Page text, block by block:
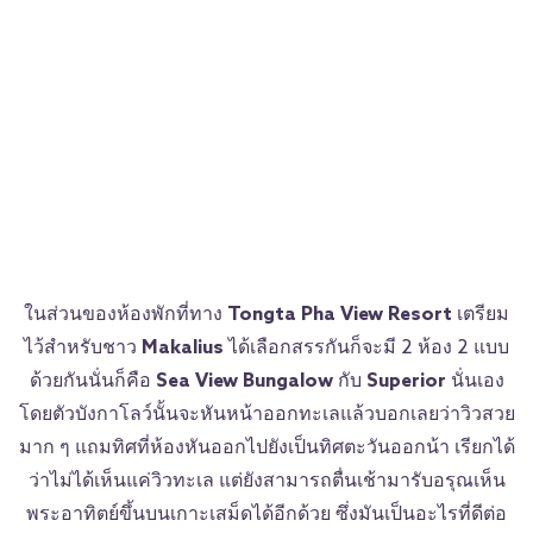
ในส่วนของห้องพักที่ทาง Tongta Pha View Resort เตรียม
ไว้สำหรับชาว Makalius ได้เลือกสรรกันก็จะมี 2 ห้อง 2 แบบ
ด้วยกันนั่นก็คือ Sea View Bungalowกับ Superior นั่นเอง
โดยตัวบังกาโลว์นั้นจะหันหน้าออกทะเลแล้วบอกเลยว่าวิวสวย
มาก ๆ แถมทิศที่ห้องหันออกไปยังเป็นทิศตะวันออกน้า เรียกได้
ว่าไม่ได้เห็นแค่วิวทะเล แต่ยังสามารถตื่นเช้ามารับอรุณเห็น
พระอาทิตย์ขึ้นบนเกาะเสม็ดได้อีกด้วย ซึ่งมันเป็นอะไรที่ดีต่อ